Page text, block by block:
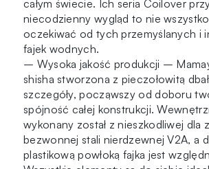
całym świecie. Ich seria Coilover
niecodzienny wygląd to nie
oczekiwać od tych przemyślanych i
fajek wodnych.
– Wysoka jakość produkcji –
shisha stworzona z pieczołowitą
szczegóły, począwszy od doboru
spójność całej konstrukcji.
wykonany został z nieszkodliwej dla
bezwonnej stali nierdzewnej V2A, a
plastikową powłoką fajka jest